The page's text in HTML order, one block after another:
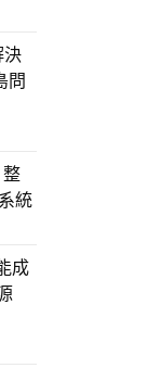
決
問
整
統
成